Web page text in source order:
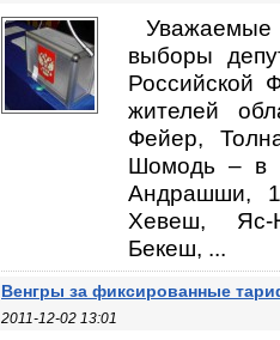
выборы
Российской
жителей
Фейер,
Шомодь – в
Андрашши,
Хевеш, Яс-
Бекеш, ...
Венгры за фиксированные
2011-12-02 13:01